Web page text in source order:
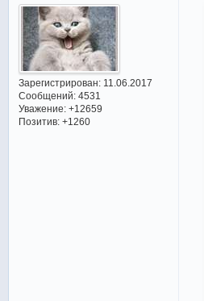
Зарегистрирован: 11.06.2017
Сообщений:4531
Уважение: +12659
Позитив: +1260